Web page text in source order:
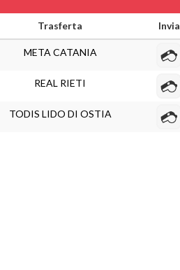
Trasferta Invia
META CATANIA
REAL RIETI
TODIS LIDO DI OSTIA